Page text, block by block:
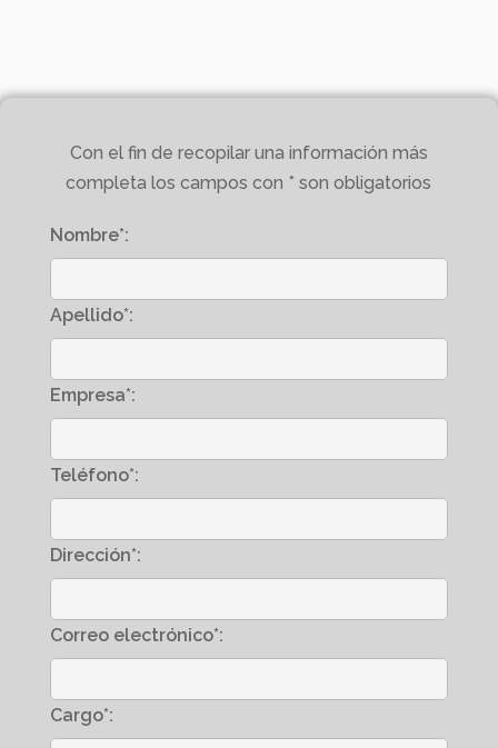
Con el fin de recopilar una información más
completa los campos con * son obligatorios
Nombre*:
Apellido*:
Empresa*:
Teléfono*:
Dirección*:
Correo electrónico*:
Cargo*: